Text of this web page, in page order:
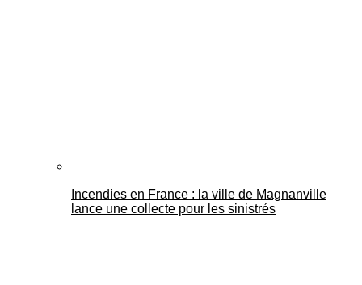
Incendies en France : la ville de Magnanville
lance une collecte pour les sinistrés